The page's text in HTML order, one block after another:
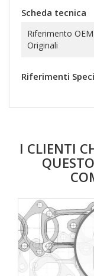
Scheda tecnica
Riferimento OEM
Originali
Riferimenti
I CLIENTI